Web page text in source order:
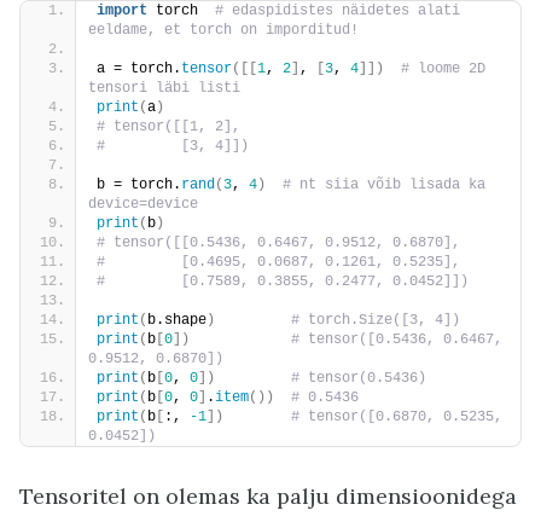
import torch
# edaspidistes näidetes alati
eeldame, et torch on imporditud!
a = torch. tensor([[1, 2] , [3, 4]])
# loome 2D
tensori läbi listi
print (a)
# tensor([[1, 2],
#         [3, 4]])
b = torch. rand( 3, 4)
# nt siia võib lisada ka
device=device
print ( b)
# tensor([[0.5436, 0.6467, 0.9512, 0.6870],
#         [0.4695, 0.0687, 0.1261, 0.5235],
#         [0.7589, 0.3855, 0.2477, 0.0452]])
print ( b.shape)
# torch.Size([3, 4])
print ( b [0])
# tensor([0.5436, 0.6467,
0.9512, 0.6870])
print ( b [0, 0])
# tensor(0.5436)
print ( b [0, 0] .item())
# 0.5436
print ( b [ :, -1])
# tensor([0.6870, 0.5235,
0.0452])
Tensoritel on olemas ka palju dimensioonidega